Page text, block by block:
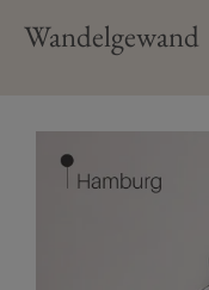
InhaltWandelgewand